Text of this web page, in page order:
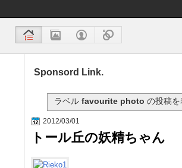
Sponsord Link.
ラベルfavourite photo の投稿を
2012/03/01
トール丘の妖精ちゃん